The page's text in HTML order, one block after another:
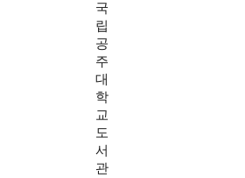
국
립
공
주
대
학
교
도
서
관